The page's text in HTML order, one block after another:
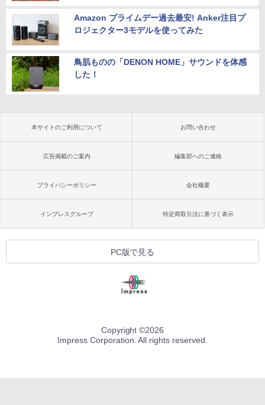
Amazon プライムデー過去最安! Anker注目プ
ロジェクター3モデルを使ってみた
鳥肌ものの「DENON HOME」サウンドを体感
した！
本サイトのご利用について お問い合わせ
広告掲載のご案内 編集部へのご連絡
プライバシーポリシー 会社概要
インプレスグループ 特定商取引法に基づく表示
PC版で見る
Copyright ©2026
Impress Corporation. All rights reserved.